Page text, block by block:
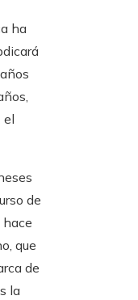
ha
el
de
hace
que
de
la